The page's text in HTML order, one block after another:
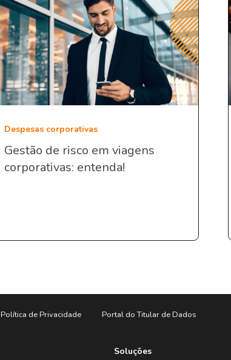
Despesas corporativas
Gestão de risco em viagens
corporativas: entenda!
Política de Privacidade Portal do Titular de Dados
Soluções